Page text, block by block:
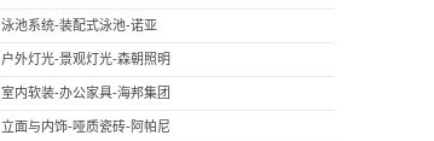
泳池系统-装配式泳池-诺亚
户外灯光-景观灯光-森朝照明
室内软装-办公家具-海邦集团
立面与内饰-哑质瓷砖-阿帕尼